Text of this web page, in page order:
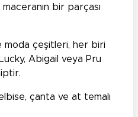
bir parçası
çeşitleri, her biri
Abigail veya Pru
çanta ve at temalı